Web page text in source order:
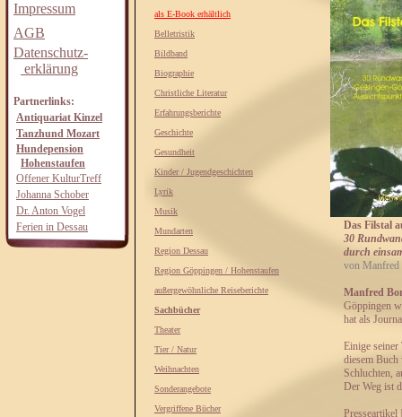
Impressum
AGB
Datenschutz-
erklärung
Partnerlinks:
Antiquariat Kinzel
Tanzhund Mozart
Hundepension
Hohenstaufen
Offener KulturTreff
Johanna Schober
Dr. Anton Vogel
Ferien in Dessau
als E-Book erhältlich
Belletristik
Bildband
Biographie
Christliche Literatur
Erfahrungsberichte
Geschichte
Gesundheit
Kinder / Jugendgeschichten
Lyrik
Musik
Mundarten
Region Dessau
Region Göppingen / Hohenstaufen
außergewöhnliche Reiseberichte
Sachbücher
Theater
Tier / Natur
Weihnachten
Sonderangebote
Vergriffene Bücher
Das Filstal
30
durch
von Manfred
Manfred
Göppingen
hat als
Einige seiner
diesem Buch
Schluchten,
Der Weg ist
Presseartikel